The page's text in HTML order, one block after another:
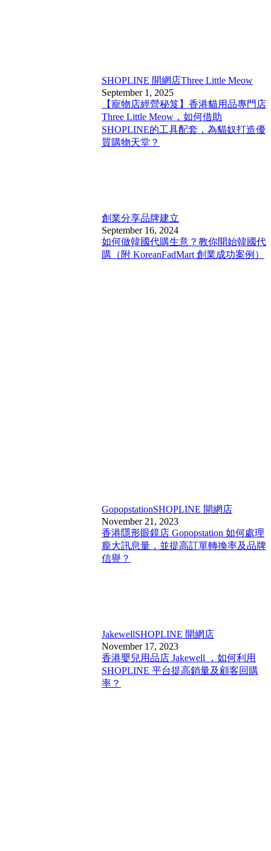
SHOPLINE 開網店Three Little Meow
September 1, 2025
【寵物店經營秘笈】香港貓用品專門店
Three Little Meow，如何借助
SHOPLINE的工具配套，為貓奴打造優
質購物天堂？
創業分享品牌建立
September 16, 2024
如何做韓國代購生意？教你開始韓國代
購（附 KoreanFadMart 創業成功案例）
GopopstationSHOPLINE 開網店
November 21, 2023
香港隱形眼鏡店 Gopopstation 如何處理
龐大訊息量，並提高訂單轉換率及品牌
信譽？
JakewellSHOPLINE 開網店
November 17, 2023
香港嬰兒用品店 Jakewell ，如何利用
SHOPLINE 平台提高銷量及顧客回購
率？